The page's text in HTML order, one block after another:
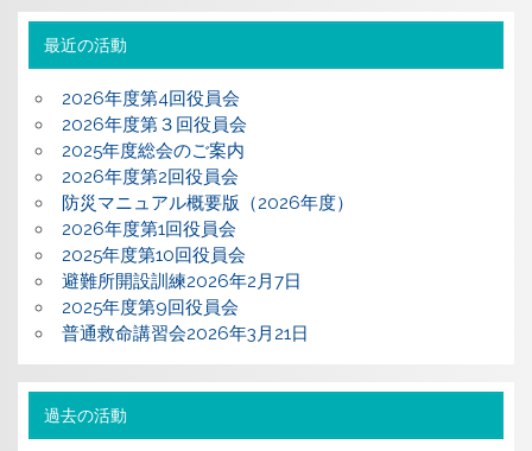
最近の活動
2026年度第4回役員会
2026年度第３回役員会
2025年度総会のご案内
2026年度第2回役員会
防災マニュアル概要版（2026年度）
2026年度第1回役員会
2025年度第10回役員会
避難所開設訓練2026年2月7日
2025年度第9回役員会
普通救命講習会2026年3月21日
過去の活動